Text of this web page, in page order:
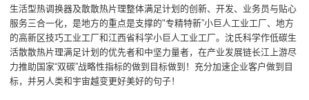
生活型热调换器及散散热片理整体满足计划的创新、开发、业务员与贴心
服务三合一化，是地方的重点是支撑的"专精特新”小巨人工业工厂、地方
的高新区技巧工业工厂和江西省科学小巨人工业工厂。沈氏科学作低碳生
活散散热片理满足计划的优先者和中坚力量者，在产业发展链长江上游尽
力推助国家“双碳”战略性指标的做到目标做到！充分加速企业客户做到目
标，并另人类和宇宙越变更好美好的句子！